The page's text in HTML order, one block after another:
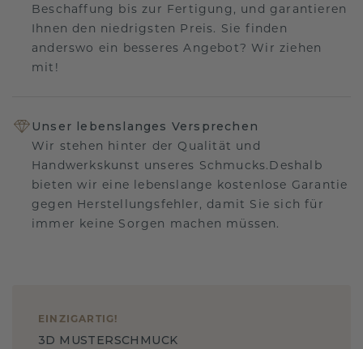
Beschaffung bis zur Fertigung, und garantieren
Ihnen den niedrigsten Preis. Sie finden
anderswo ein besseres Angebot? Wir ziehen
mit!
Unser lebenslanges Versprechen
Wir stehen hinter der Qualität und
Handwerkskunst unseres Schmucks.Deshalb
bieten wir eine lebenslange kostenlose Garantie
gegen Herstellungsfehler, damit Sie sich für
immer keine Sorgen machen müssen.
EINZIGARTIG !
3D MUSTERSCHMUCK